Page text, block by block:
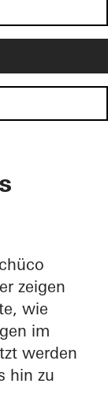
zeigen
wie
im
werden
hin zu